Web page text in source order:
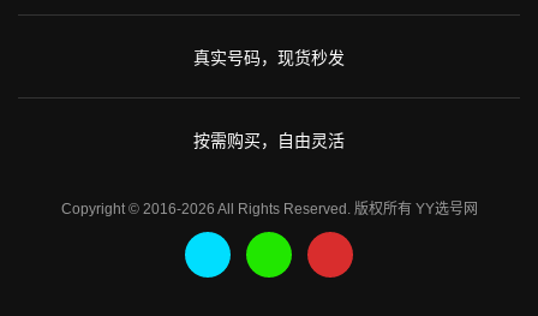
真实号码，现货秒发
按需购买，自由灵活
Copyright © 2016-2026 All Rights Reserved. 版权所有 YY选号网